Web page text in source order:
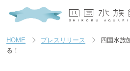
HOME プレスリリース
四国水族
る！